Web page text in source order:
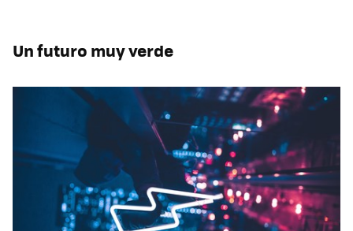
Un futuro muy verde